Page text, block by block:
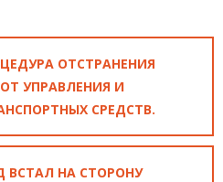
ОТСТРАНЕНИЯ
УПРАВЛЕНИЯ И
СРЕДСТВ.
ВСТАЛ НА СТОРОНУ